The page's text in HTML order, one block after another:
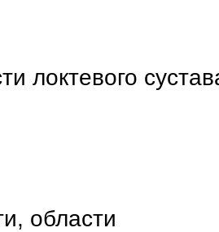
локтевого
области